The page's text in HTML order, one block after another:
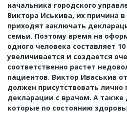
начальника городского
Виктора Иськива, их причина
приходят заключать
семьи. Поэтому время на
одного человека составляет
увеличивается и создается
соответственно растет
пациентов. Виктор Иваськив
должен присутствовать лично
декларации с врачом. А также
которые по состоянию